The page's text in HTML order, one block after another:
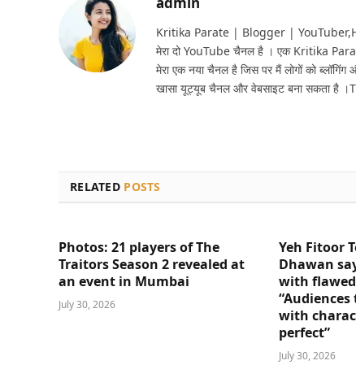
Kritika Parate | Blogger |
मेरा दो YouTube चैनल है । एक Kritika
मेरा एक नया चैनल है जिस पर मैं लोगों को
खासा यूट्यूब चैनल और वेबसाइट बना सकता है
RELATED POSTS
Photos: 21 players of The
Traitors Season 2 revealed at
an event in Mumbai
July 30, 2026
Yeh Fitoor
Dhawan
with
with
perfect”
July 30, 2026